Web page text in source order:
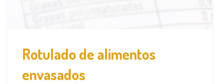
Rotulado de alimentos
envasados